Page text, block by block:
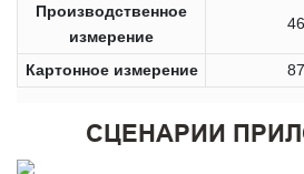
Производственное
измерение
Картонное измерение
СЦЕНАРИИ